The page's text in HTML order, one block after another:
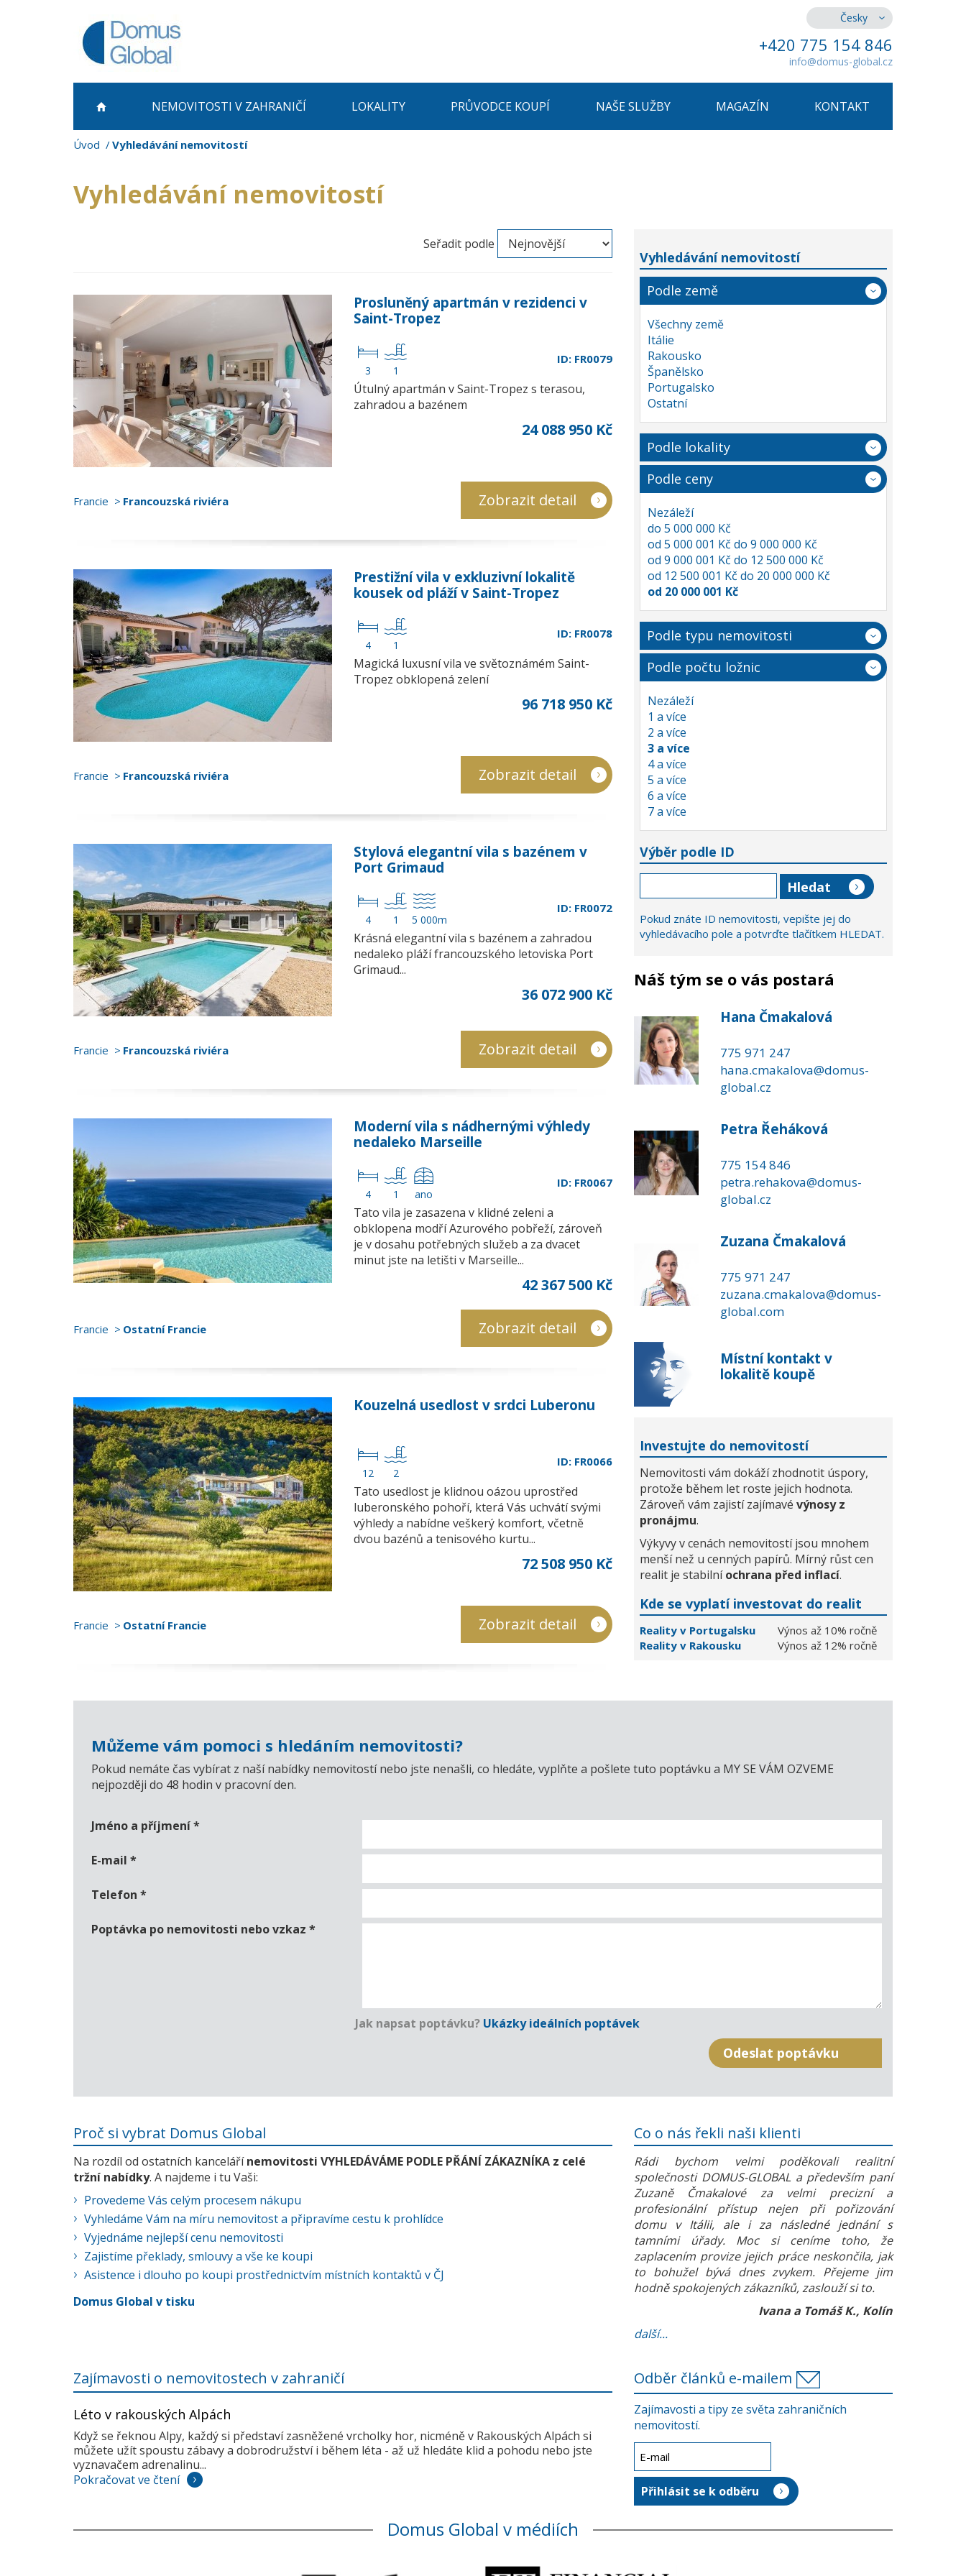
Česky
+420 775 154 846
info@domus-global.cz
NEMOVITOSTI V ZAHRANIČÍ LOKALITY PRŮVODCE KOUPÍ NAŠE SLUŽBY MAGAZÍN KONTAKT
Úvod Vyhledávání nemovitostí
Vyhledávání nemovitostí
Seřadit podle
Prosluněný apartmán v rezidenci v
Saint-Tropez
3 1
ID: FR0079
Útulný apartmán v Saint-Tropez s terasou,
zahradou a bazénem
24 088 950 Kč
Francie Francouzská riviéra Zobrazit detail
Prestižní vila v exkluzivní lokalitě
kousek od pláží v Saint-Tropez
4 1
ID: FR0078
Magická luxusní vila ve světoznámém Saint-
Tropez obklopená zelení
96 718 950 Kč
Francie Francouzská riviéra Zobrazit detail
Stylová elegantní vila s bazénem v
Port Grimaud
4 1 5 000m
ID: FR0072
Krásná elegantní vila s bazénem a zahradou
nedaleko pláží francouzského letoviska Port
Grimaud...
36 072 900 Kč
Francie Francouzská riviéra Zobrazit detail
Moderní vila s nádhernými výhledy
nedaleko Marseille
4 1 ano
ID: FR0067
Tato vila je zasazena v klidné zeleni a
obklopena modří Azurového pobřeží, zároveň
je v dosahu potřebných služeb a za dvacet
minut jste na letišti v Marseille...
42 367 500 Kč
Francie Ostatní Francie Zobrazit detail
Kouzelná usedlost v srdci Luberonu
12 2
ID: FR0066
Tato usedlost je klidnou oázou uprostřed
luberonského pohoří, která Vás uchvátí svými
výhledy a nabídne veškerý komfort, včetně
dvou bazénů a tenisového kurtu...
72 508 950 Kč
Francie Ostatní Francie Zobrazit detail
Vyhledávání nemovitostí
Podle země
Všechny země
Itálie
Rakousko
Španělsko
Portugalsko
Ostatní
Podle lokality
Podle ceny
Nezáleží
do 5 000 000 Kč
od 5 000 001 Kč do 9 000 000 Kč
od 9 000 001 Kč do 12 500 000 Kč
od 12 500 001 Kč do 20 000 000 Kč
od 20 000 001 Kč
Podle typu nemovitosti
Podle počtu ložnic
Nezáleží
1 a více
2 a více
3 a více
4 a více
5 a více
6 a více
7 a více
Výběr podle ID
Pokud znáte ID nemovitosti, vepište jej do
vyhledávacího pole a potvrďte tlačítkem HLEDAT.
Náš tým se o vás postará
Hana Čmakalová
775 971 247
hana.cmakalova@domus-
global.cz
Petra Řeháková
775 154 846
petra.rehakova@domus-
global.cz
Zuzana Čmakalová
775 971 247
zuzana.cmakalova@domus-
global.com
Místní kontakt v
lokalitě koupě
Investujte do nemovitostí
Nemovitosti vám dokáží zhodnotit úspory,
protože během let roste jejich hodnota.
Zároveň vám zajistí zajímavé výnosy z
pronájmu.
Výkyvy v cenách nemovitostí jsou mnohem
menší než u cenných papírů. Mírný růst cen
realit je stabilníochrana před inflací.
Kde se vyplatí investovat do realit
Reality v Portugalsku
Výnos až 10% ročně
Reality v Rakousku
Výnos až 12% ročně
Můžeme vám pomoci s hledáním nemovitosti?
Pokud nemáte čas vybírat z naší nabídky nemovitostí nebo jste nenašli, co hledáte, vyplňte a pošlete tuto poptávku a MY SE VÁM OZVEME
nejpozději do 48 hodin v pracovní den.
Jméno a příjmení*
E-mail *
Telefon *
Poptávka po nemovitosti nebo vzkaz *
Jak napsat poptávku? Ukázky ideálních poptávek
Proč si vybrat Domus Global
Na rozdíl od ostatních kancelářínemovitosti VYHLEDÁVÁME PODLE PŘÁNÍ ZÁKAZNÍKA z celé
tržní nabídky. A najdeme i tu Vaši:
Provedeme Vás celým procesem nákupu
Vyhledáme Vám na míru nemovitost a připravíme cestu k prohlídce
Vyjednáme nejlepší cenu nemovitosti
Zajistíme překlady, smlouvy a vše ke koupi
Asistence i dlouho po koupi prostřednictvím místních kontaktů v ČJ
Domus Global v tisku
Co o nás řekli naši klienti
Rádi bychom velmi poděkovali realitní
společnosti DOMUS-GLOBAL a především paní
Zuzaně Čmakalové za velmi precizní a
profesionální přístup nejen při pořizování
domu v Itálii, ale i za následné jednání s
tamními úřady. Moc si ceníme toho, že
zaplacením provize jejich práce neskončila, jak
to bohužel bývá dnes zvykem. Přejeme jim
hodně spokojených zákazníků, zaslouží si to.
Ivana a Tomáš K., Kolín
další...
Zajímavosti o nemovitostech v zahraničí
Léto v rakouských Alpách
Když se řeknou Alpy, každý si představí zasněžené vrcholky hor, nicméně v Rakouských Alpách si
můžete užít spoustu zábavy a dobrodružství i během léta - až už hledáte klid a pohodu nebo jste
vyznavačem adrenalinu...
Pokračovat ve čtení
Odběr článků e-mailem
Zajímavosti a tipy ze světa zahraničních
nemovitostí.
Domus Global v médiích